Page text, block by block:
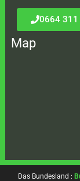
0664
Map
Das Bundesland :